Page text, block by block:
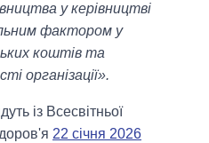
у керівництві
фактором у
коштів та
організації».
із Всесвітньої
22 січня 2026